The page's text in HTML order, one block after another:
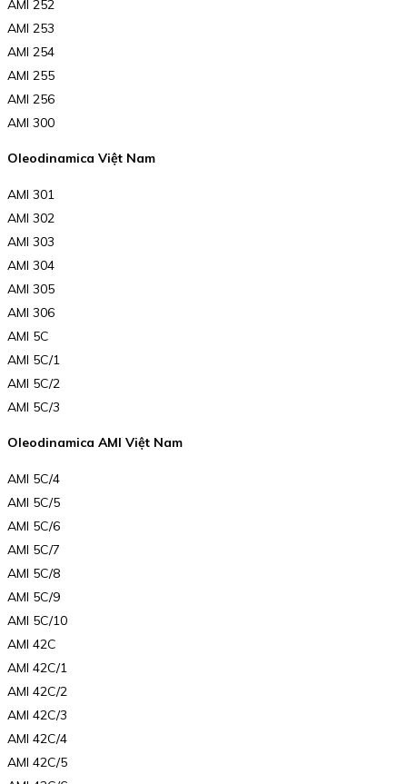
AMI 252
AMI 253
AMI 254
AMI 255
AMI 256
AMI 300
Oleodinamica Việt Nam
AMI 301
AMI 302
AMI 303
AMI 304
AMI 305
AMI 306
AMI 5C
AMI 5C/1
AMI 5C/2
AMI 5C/3
Oleodinamica AMI Việt Nam
AMI 5C/4
AMI 5C/5
AMI 5C/6
AMI 5C/7
AMI 5C/8
AMI 5C/9
AMI 5C/10
AMI 42C
AMI 42C/1
AMI 42C/2
AMI 42C/3
AMI 42C/4
AMI 42C/5